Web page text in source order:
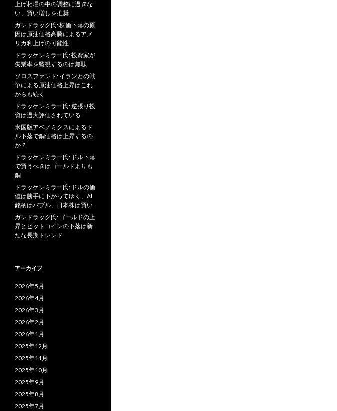
上げ相場の中の調整に過ぎな
い、買い増しを推奨
ガンドラック氏: 株価下落の原
因は原油価格高騰によるアメ
リカ利上げの可能性
ドラッケンミラー氏: 投資家が
失業率を監視するのは無駄
ソロスファンド: イランとの戦
争による原油価格上昇はこれ
からも続く
ドラッケンミラー氏: 逆張り投
資は過大評価されている
米国版アベノミクスによるド
ル下落で銅価格は上昇するの
か？
ドラッケンミラー氏: ドル下落
で買うべきはゴールドよりも
銅
ドラッケンミラー氏: ドルの価
値は勝手に下がってゆく、AI
銘柄はバブル、日本株は買い
ガンドラック氏: ゴールドの上
昇とビットコインの下落は新
たな長期トレンド
アーカイブ
2026年5月
2026年4月
2026年3月
2026年2月
2026年1月
2025年12月
2025年11月
2025年10月
2025年9月
2025年8月
2025年7月